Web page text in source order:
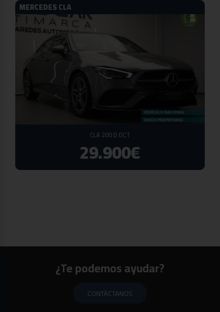
MERCEDES CLA
CLA 200 D DCT
29.900€
¿Te podemos ayudar?
CONTÁCTANOS